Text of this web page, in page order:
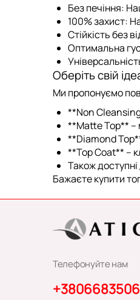
Без печіння:
100% захист:
Стійкість без
Оптимальна
Оберіть свій
Ми пропонуємо
**Non
**Matte Top** –
**Diamond Top
**Top Coat** –
Також
Бажаєте купити
Телефонуйте нам